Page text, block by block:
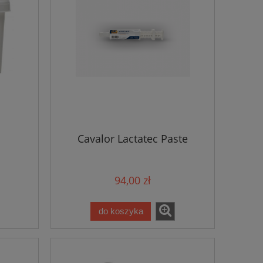
Cavalor Lactatec Paste
94,00 zł
do koszyka